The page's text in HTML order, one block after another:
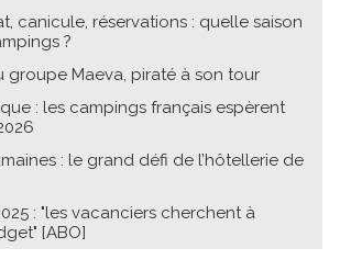
canicule, réservations : quelle saison
?
groupe Maeva, piraté à son tour
: les campings français espèrent
: le grand défi de l’hôtellerie de
: "les vacanciers cherchent à
[ABO]